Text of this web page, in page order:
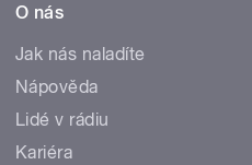
O nás
Jak nás naladíte
Nápověda
Lidé v rádiu
Kariéra